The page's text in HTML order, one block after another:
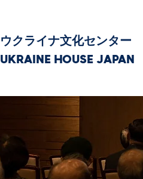
ウクライナ文化センター
UKRAINE HOUSE JAPAN